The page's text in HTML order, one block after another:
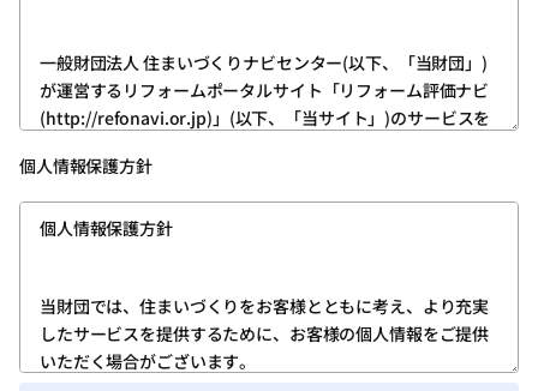
一般財団法人 住まいづくりナビセンター(以下、「当財団」)
が運営するリフォームポータルサイト「リフォーム評価ナビ
(http://refonavi.or.jp)」(以下、「当サイト」)のサービスを
次の内容をお読みいただき、その内容を理解したうえ、ご同
意いただける方は、所定の方法でユーザー登録をお願いいた
します。
第1条 (ユーザー登録)
1.ユーザー登録は、当サイトのトップページの「新規登録」
ボタンをクリックしていただき、「ログイン・新規登録画
個人情報保護方針
個人情報保護方針
当財団では、住まいづくりをお客様とともに考え、より充実
したサービスを提供するために、お客様の個人情報をご提供
いただく場合がございます。